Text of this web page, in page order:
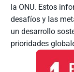
la ONU. Estos
desafíos y las
un desarrollo
prioridades